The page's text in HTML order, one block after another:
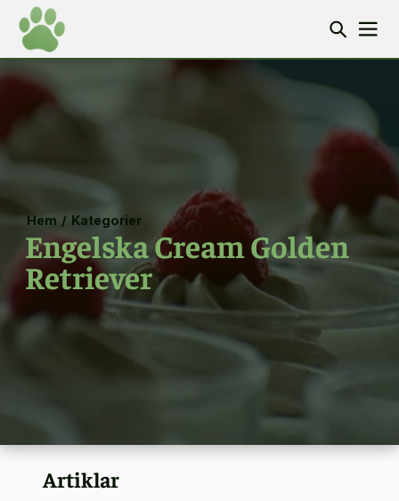
Hem / Kategorier
Engelska Cream Golden
Retriever
Artiklar